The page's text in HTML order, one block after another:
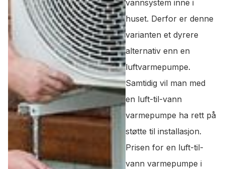
vannsystem inne i
huset. Derfor er denne
varianten et dyrere
alternativ enn en
luftvarmepumpe.
Samtidig vil man med
en luft-til-vann
varmepumpe ha rett på
støtte til installasjon.
Prisen for en luft-til-
vann varmepumpe i